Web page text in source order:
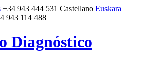
+34 943 444 531 Castellano Euskara
943 114 488
Diagnóstico